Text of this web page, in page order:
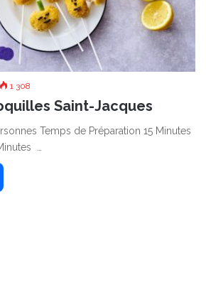
1 308
Saint-Jacques
Temps de Préparation 15 Minutes
…